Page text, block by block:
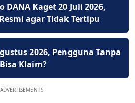
DANA Kaget 20 Juli 2026,
agar Tidak Tertipu
2026, Pengguna Tanpa
Klaim?
ADVERTISEMENTS